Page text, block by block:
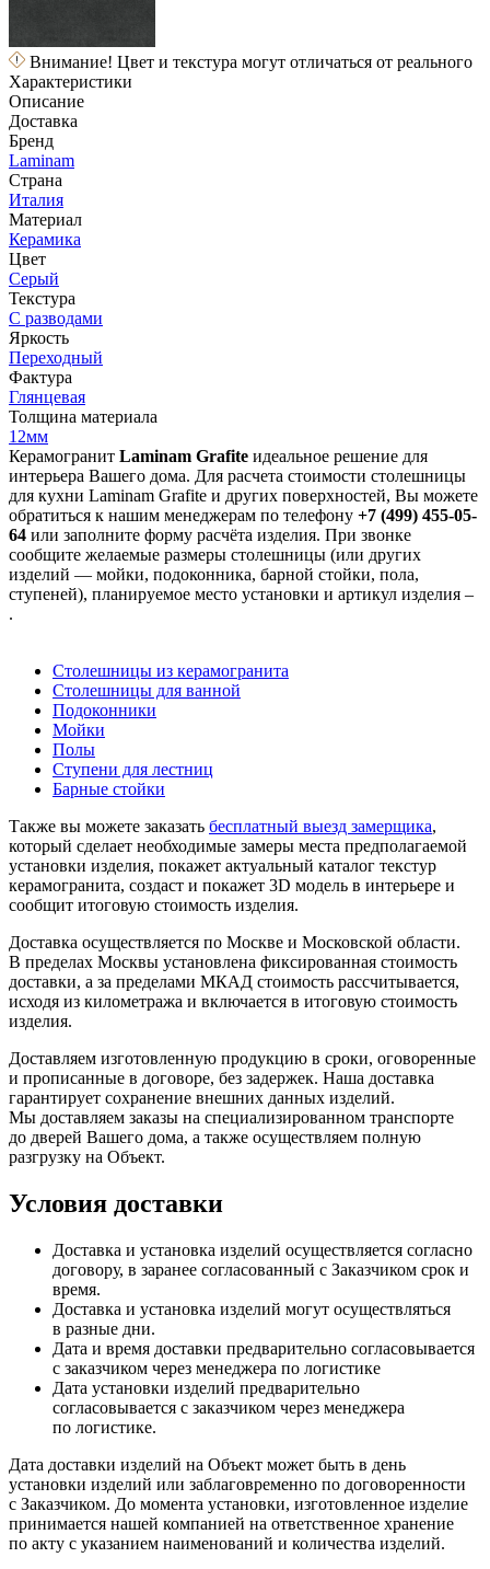
Внимание! Цвет и текстура могут отличаться от реального
Характеристики
Описание
Доставка
Бренд
Laminam
Страна
Италия
Материал
Керамика
Цвет
Серый
Текстура
С разводами
Яркость
Переходный
Фактура
Глянцевая
Толщина материала
12мм
Керамогранит Laminam Grafite идеальное решение для
интерьера Вашего дома. Для расчета стоимости столешницы
для кухни Laminam Grafite и других поверхностей, Вы можете
обратиться к нашим менеджерам по телефону +7 (499) 455-05-
64 или заполните форму расчёта изделия. При звонке
сообщите желаемые размеры столешницы (или других
изделий — мойки, подоконника, барной стойки, пола,
ступеней), планируемое место установки и артикул изделия –
.
Столешницы из керамогранита
Столешницы для ванной
Подоконники
Мойки
Полы
Ступени для лестниц
Барные стойки
Также вы можете заказать бесплатный выезд замерщика,
который сделает необходимые замеры места предполагаемой
установки изделия, покажет актуальный каталог текстур
керамогранита, создаст и покажет 3D модель в интерьере и
сообщит итоговую стоимость изделия.
Доставка осуществляется по Москве и Московской области.
В пределах Москвы установлена фиксированная стоимость
доставки, а за пределами МКАД стоимость рассчитывается,
исходя из километража и включается в итоговую стоимость
изделия.
Доставляем изготовленную продукцию в сроки, оговоренные
и прописанные в договоре, без задержек. Наша доставка
гарантирует сохранение внешних данных изделий.
Мы доставляем заказы на специализированном транспорте
до дверей Вашего дома, а также осуществляем полную
разгрузку на Объект.
Условия доставки
Доставка и установка изделий осуществляется согласно
договору, в заранее согласованный с Заказчиком срок и
время.
Доставка и установка изделий могут осуществляться
в разные дни.
Дата и время доставки предварительно согласовывается
с заказчиком через менеджера по логистике
Дата установки изделий предварительно
согласовывается с заказчиком через менеджера
по логистике.
Дата доставки изделий на Объект может быть в день
установки изделий или заблаговременно по договоренности
с Заказчиком. До момента установки, изготовленное изделие
принимается нашей компанией на ответственное хранение
по акту с указанием наименований и количества изделий.